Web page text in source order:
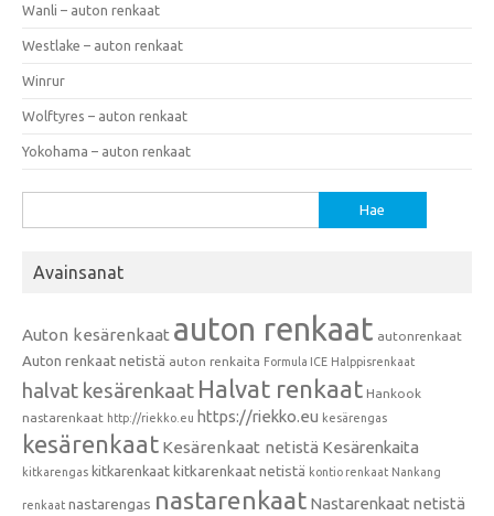
Wanli – auton renkaat
Westlake – auton renkaat
Winrur
Wolftyres – auton renkaat
Yokohama – auton renkaat
Avainsanat
Auton kesärenkaat auton renkaat autonrenkaat
Auton renkaat netistä auton renkaita Formula ICE Halppisrenkaat
halvat kesärenkaat Halvat renkaat Hankook
nastarenkaat http://riekko.eu https://riekko.eu kesärengas
kesärenkaat Kesärenkaat netistä Kesärenkaita
kitkarengas kitkarenkaat kitkarenkaat netistä kontio renkaat Nankang
renkaat nastarengas nastarenkaat Nastarenkaat netistä